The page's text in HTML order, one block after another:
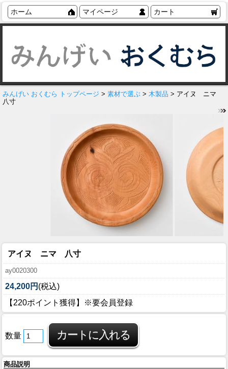
ホーム マイページ カート
みんげい おくむら トップページ > 素材で選ぶ > 木製品 > アイヌ ニマ
八寸
アイヌ ニマ 八寸
ay0020300
24,200円 (税込)
【220ポイント獲得】※要会員登録
数量
商品説明